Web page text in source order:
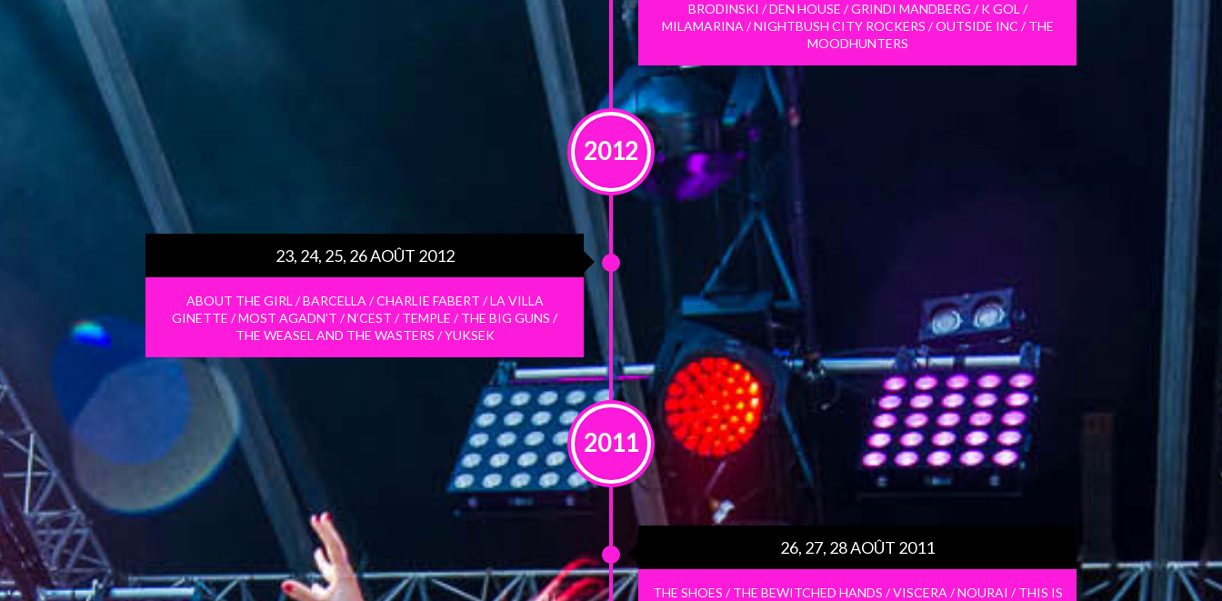
BRODINSKI / DEN HOUSE / GRINDI MANDBERG / K GOL /
MILAMARINA / NIGHTBUSH CITY ROCKERS / OUTSIDE INC / THE
MOODHUNTERS
2012
23, 24, 25, 26 AOÛT 2012
ABOUT THE GIRL / BARCELLA / CHARLIE FABERT / LA VILLA
GINETTE / MOST AGADN’T / N’CEST / TEMPLE / THE BIG GUNS /
THE WEASEL AND THE WASTERS / YUKSEK
2011
26, 27, 28 AOÛT 2011
THE SHOES / THE BEWITCHED HANDS / VISCERA / NOURAI / THIS IS